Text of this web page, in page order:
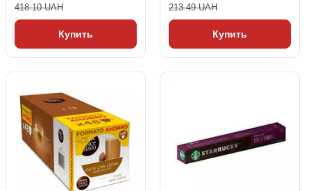
418.10 UAH
Купить
213.49 UAH
Купить